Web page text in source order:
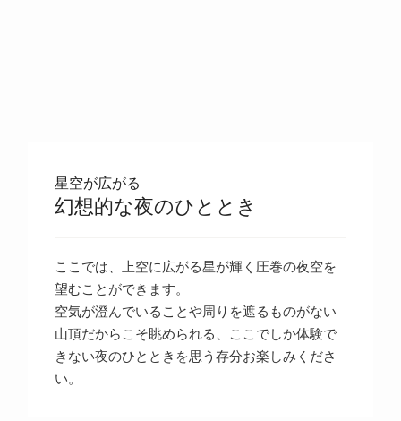
星空が広がる
幻想的な夜のひととき
ここでは、上空に広がる星が輝く圧巻の夜空を
望むことができます。
空気が澄んでいることや周りを遮るものがない
山頂だからこそ眺められる、ここでしか体験で
きない夜のひとときを思う存分お楽しみくださ
い。